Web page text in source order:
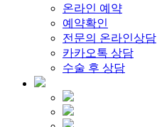
온라인 예약
예약확인
전문의 온라인상담
카카오톡 상담
수술 후 상담